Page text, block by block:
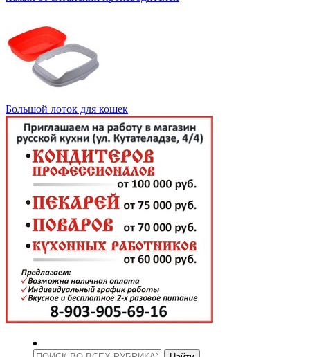
Большой лоток для кошек